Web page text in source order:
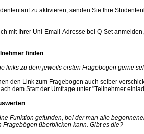
zu aktivieren, senden Sie Ihre
mit Ihrer Uni-Email-Adresse bei Q-Set
finden
links zu dem jeweils ersten Fragebogen gerne
den Link zum Fragebogen auch selber
dem Start der Umfrage unter "Teilnehmer
Funktion gefunden, bei der man alle
Fragebögen überblicken kann. Gibt es die?